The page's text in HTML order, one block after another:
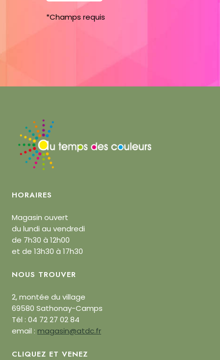
*Champs requis
HORAIRES
Magasin ouvert
du lundi au vendredi
de 7h30 à 12h00
et de 13h30 à 17h30
NOUS TROUVER
2, montée du village
69580 Sathonay-Camps
Tél : 04 72 27 02 84
email : magasin@atdc.fr
CLIQUEZ ET VENEZ